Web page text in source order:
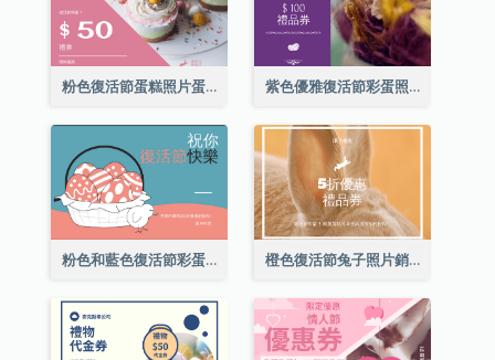
粉色復活節蛋糕照片蛋糕店禮品卡 紫色優雅復活節彩蛋照片禮品卡
粉色和藍色復活節彩蛋銷售禮品卡 橙色復活節兔子照片銷售禮品卡